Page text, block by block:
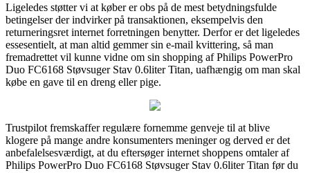
Ligeledes støtter vi at køber er obs på de mest betydningsfulde
betingelser der indvirker på transaktionen, eksempelvis den
returneringsret internet forretningen benytter. Derfor er det ligeledes
essesentielt, at man altid gemmer sin e-mail kvittering, så man
fremadrettet vil kunne vidne om sin shopping af Philips PowerPro
Duo FC6168 Støvsuger Stav 0.6liter Titan, uafhængig om man skal
købe en gave til en dreng eller pige.
Trustpilot fremskaffer regulære fornemme genveje til at blive
klogere på mange andre konsumenters meninger og derved er det
anbefalelsesværdigt, at du eftersøger internet shoppens omtaler af
Philips PowerPro Duo FC6168 Støvsuger Stav 0.6liter Titan før du